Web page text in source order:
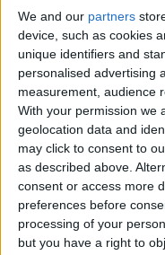
We and our partners
device, such as cookies
unique identifiers and
personalised advertising
measurement, audience
With your permission we
geolocation data and
may click to consent to
as described above.
consent or access more
preferences before
processing of your
but you have a right to
Modifica
prestazioni
Una modifica del
modifiche del
che qualsiasi
affrontare. Ogni
persone su Internet
le prestazioni del
scrivere un